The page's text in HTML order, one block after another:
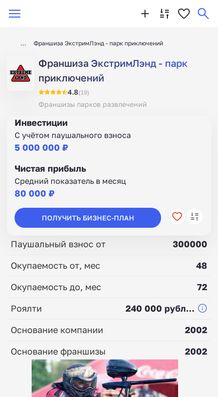
Франшиза ЭкстримЛэнд - парк приключений
Франшиза ЭкстримЛэнд - парк
приключений
4.8(19)
Франшизы парков развлечений
Инвестиции
С учётом паушального взноса
5 000 000 ₽
Чистая прибыль
Средний показатель в месяц
80 000 ₽
ПОЛУЧИТЬ БИЗНЕС-ПЛАН
Паушальный взнос от
300000
Окупаемость от, мес
48
Окупаемость до, мес
72
Роялти
240 000 рубл...
Основание компании
2002
Основание франшизы
2002